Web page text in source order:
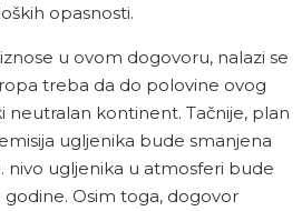
opasnosti.
u ovom dogovoru, nalazi se
treba da do polovine ovog
neutralan kontinent. Tačnije, plan
ugljenika bude smanjena
nivo ugljenika u atmosferi bude
Osim toga, dogovor